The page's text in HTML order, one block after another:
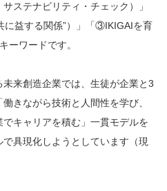
ステナビリティ・チェック）」
に益する関係”）」「③IKIGAIを育
ーワードです。
来創造企業では、生徒が企業と3
きながら技術と人間性を学び、
キャリアを積む」一貫モデルを
具現化しようとしています（現